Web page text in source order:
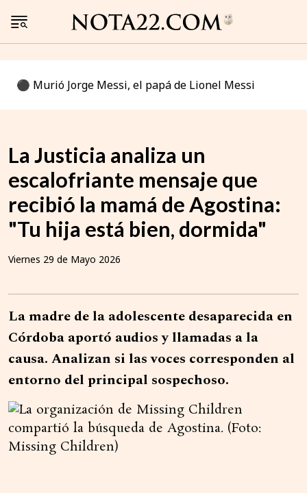
⚫️ Murió Jorge Messi, el papá de Lionel Messi
La Justicia analiza un
escalofriante mensaje que
recibió la mamá de Agostina:
"Tu hija está bien, dormida"
Viernes 29 de Mayo 2026
La madre de la adolescente desaparecida en
Córdoba aportó audios y llamadas a la
causa. Analizan si las voces corresponden al
entorno del principal sospechoso.